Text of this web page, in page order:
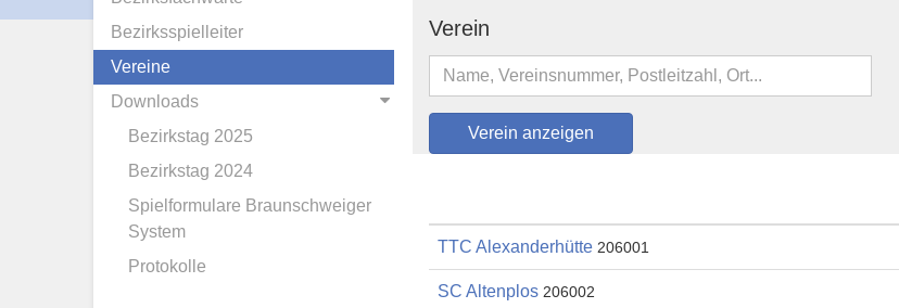
Bezirksspielleiter
Vereine
Downloads
Bezirkstag 2025
Bezirkstag 2024
Spielformulare Braunschweiger
System
Protokolle
Verein
TTC Alexanderhütte 206001
SC Altenplos 206002